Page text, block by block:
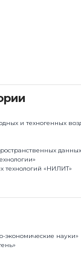
и техногенных
технологий «НИЛИТ»
экономические науки»